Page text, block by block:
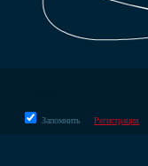
Запомнить Регистрация